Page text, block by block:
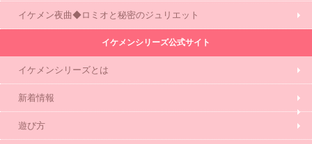
イケメン夜曲◆ロミオと秘密のジュリエット
イケメンシリーズ公式サイト
イケメンシリーズとは
新着情報
遊び方